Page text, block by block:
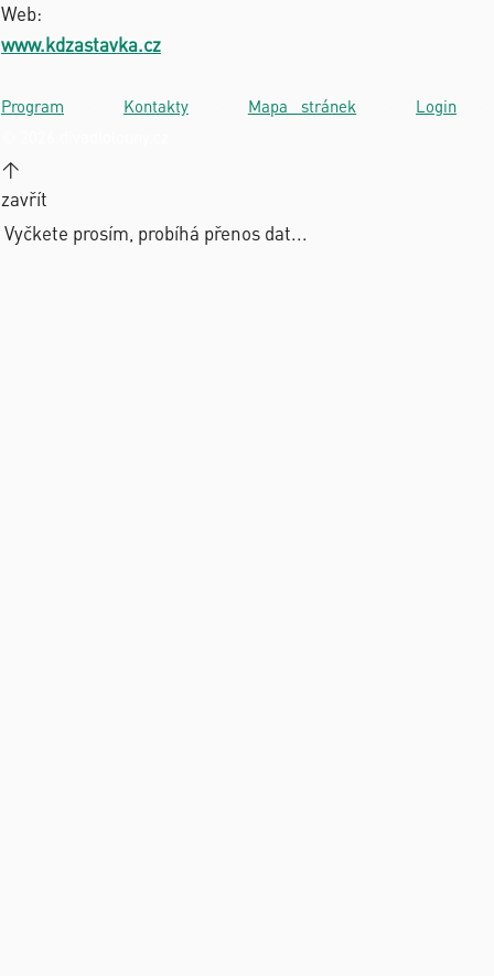
Web:
www.kdzastavka.cz
Program Kontakty· Mapa stránek Login
↑
zavřít
Vyčkete prosím, probíhá přenos dat...